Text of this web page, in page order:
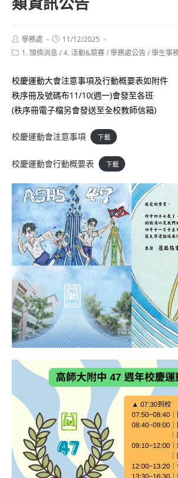
Post
author:
學務處
Post
published:
11/12/2025
Post1. 頭條消息 /4. 活動&競賽/學務處公告/學生事
校慶運動大會注意事項及行動概要表如附件
秩序冊及號碼布11/10(週一)會發至各班
(秩序冊電子檔另會發送至全校教師信箱)
校慶運動會注意事項 下載
校慶運動會行動概要表 下載